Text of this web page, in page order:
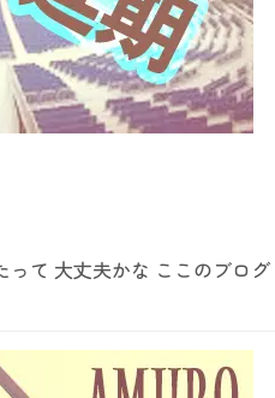
って 大丈夫かな ここのブログ